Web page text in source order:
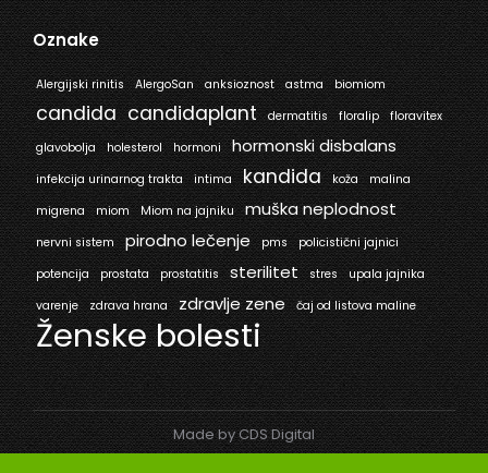
Oznake
Alergijski rinitis AlergoSan anksioznost astma biomiom
candida candidaplant dermatitis floralip
floravitex
glavobolja
holesterol hormoni hormonski disbalans
infekcija urinarnog trakta intima kandida koža
malina
migrena
miom Miom na jajniku muška neplodnost
nervni sistem pirodno lečenje pms
policistični jajnici
potencija
prostata prostatitis sterilitet stres
upala jajnika
varenje
zdrava hrana zdravlje zene čaj od listova maline
Ženske bolesti
Made by CDS Digital
© Mediflora 2025. All rights reserved.